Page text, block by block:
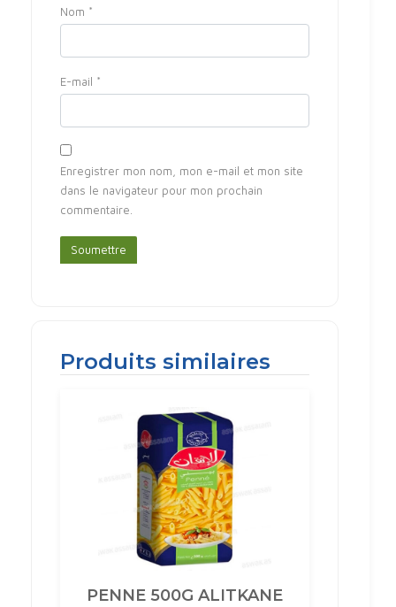
Nom *
E-mail *
Enregistrer mon nom, mon e-mail et mon site
dans le navigateur pour mon prochain
commentaire.
Produits similaires
PENNE 500G ALITKANE